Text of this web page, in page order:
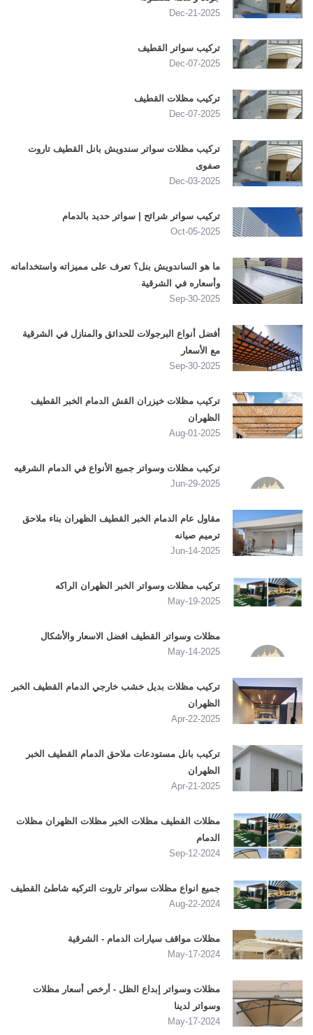
2025-Dec-21
تركيب سواتر القطيف
2025-Dec-07
تركيب مظلات القطيف
2025-Dec-07
تركيب مظلات سواتر سندويش بانل القطيف تاروت
صفوى
2025-Dec-03
تركيب سواتر شرائح | سواتر حديد بالدمام
2025-Oct-05
ما هو الساندويش بنل؟ تعرف على مميزاته واستخداماته
وأسعاره في الشرقية
2025-Sep-30
أفضل أنواع البرجولات للحدائق والمنازل في الشرقية
مع الأسعار
2025-Sep-30
تركيب مظلات خيزران القش الدمام الخبر القطيف
الظهران
2025-Aug-01
تركيب مظلات وسواتر جميع الأنواع في الدمام الشرقيه
2025-Jun-29
مقاول عام الدمام الخبر القطيف الظهران بناء ملاحق
ترميم صيانه
2025-Jun-14
تركيب مظلات وسواتر الخبر الظهران الراكه
2025-May-19
مظلات وسواتر القطيف افضل الاسعار والأشكال
2025-May-14
تركيب مظلات بديل خشب خارجي الدمام القطيف الخبر
الظهران
2025-Apr-22
تركيب بانل مستودعات ملاحق الدمام القطيف الخبر
الظهران
2025-Apr-21
مظلات القطيف مظلات الخبر مظلات الظهران مظلات
الدمام
2024-Sep-12
جميع انواع مظلات سواتر تاروت التركيه شاطئ القطيف
2024-Aug-22
مظلات مواقف سيارات الدمام - الشرقية
2024-May-17
مظلات وسواتر إبداع الظل - أرخص أسعار مظلات
وسواتر لدينا
2024-May-17